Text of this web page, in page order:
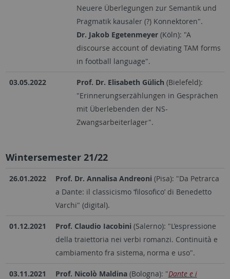
Neuere Überlegungen zur Semantik und
Pragmatik kausaler (?) Konnektoren".
Dr. Jakob Egetenmeyer (Köln): "A
discourse account of deviating TAM forms
in football language".
03.05.2022 Prof. Dr. Elisabeth Gülich (Bielefeld):
"Erinnerungserzählungen in Gesprächen
mit Überlebenden der NS-
Zwangsarbeiterlager".
Wintersemester 21/22
26.01.2022 Prof. Dr. Annalisa Andreoni (Pisa): "Da Petrarca
a Dante: il classicismo ‘filosofico’ di Benedetto
Varchi" (digital).
01.12.2021 Prof. Claudio Iacobini (Salerno): "L’espressione
della traiettoria nei verbi romanzi. Continuità e
cambiamento fra sistema, norma e uso".
03.11.2021 Prof. Nicolò Maldina (Bologna): "Dante e i